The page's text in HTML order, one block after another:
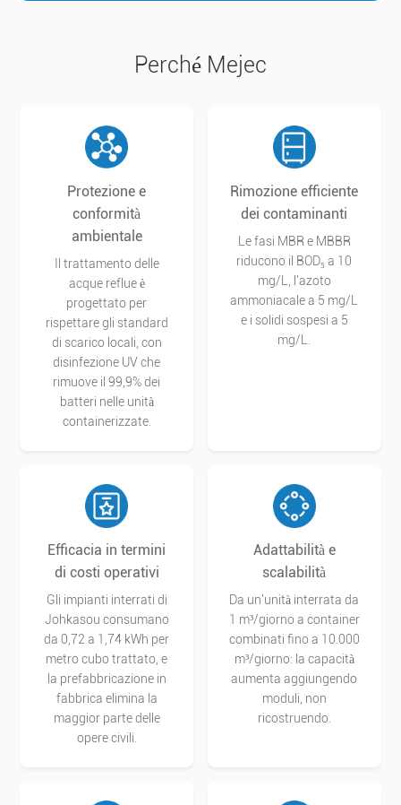
Perché Mejec
Protezione e
conformità
ambientale
Il trattamento delle
acque reflue è
progettato per
rispettare gli standard
di scarico locali, con
disinfezione UV che
rimuove il 99,9% dei
batteri nelle unità
containerizzate.
Rimozione efficiente
dei contaminanti
Le fasi MBR e MBBR
riducono il BOD₅ a 10
mg/L, l'azoto
ammoniacale a 5 mg/L
e i solidi sospesi a 5
mg/L.
Efficacia in termini
di costi operativi
Gli impianti interrati di
Johkasou consumano
da 0,72 a 1,74 kWh per
metro cubo trattato, e
la prefabbricazione in
fabbrica elimina la
maggior parte delle
opere civili.
Adattabilità e
scalabilità
Da un'unità interrata da
1 m³/giorno a container
combinati fino a 10.000
m³/giorno: la capacità
aumenta aggiungendo
moduli, non
ricostruendo.